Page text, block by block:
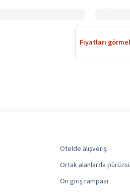
Fiyatları
Otelde alışveriş
Ortak alanlarda
Ön giriş rampası